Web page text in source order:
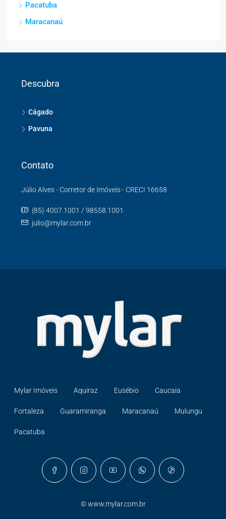
Pacatuba
Maracanaú
Descubra
Cágado
Pavuna
Contato
Júlio Alves - Corretor de Imóveis - CRECI 16658
(85) 4007.1001 / 98558.1001
julio@mylar.com.br
Mylar Imóveis Aquiraz Eusébio Caucaia
Fortaleza Guaramiranga Maracanaú Mulungu
Pacatuba
©www.mylar.com.br